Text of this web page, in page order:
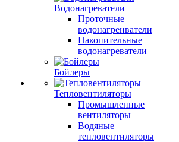
Водонагреватели
Проточные
водонагренватели
Накопительные
водонагреватели
Бойлеры
Тепловентиляторы
Промышленные
вентиляторы
Водяные
тепловентиляторы